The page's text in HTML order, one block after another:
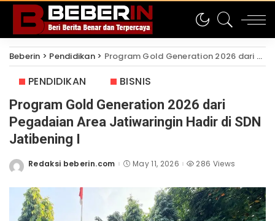
Beberin > Pendidikan> Program Gold Generation 2026 dari Pegadaian Area Jatiwaringin Hadir di SDN Jatibening I
PENDIDIKAN BISNIS
Program Gold Generation 2026 dari
Pegadaian Area Jatiwaringin Hadir di SDN
Jatibening I
Posted
Redaksi beberin.com May 11, 2026 286 Views